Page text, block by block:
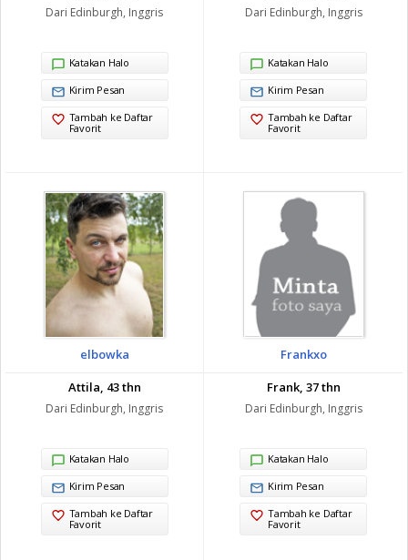
Dari Edinburgh, Inggris
Katakan Halo
Kirim Pesan
Tambah ke Daftar
Favorit
Dari Edinburgh, Inggris
Katakan Halo
Kirim Pesan
Tambah ke Daftar
Favorit
elbowka
Attila, 43 thn
Dari Edinburgh, Inggris
Katakan Halo
Kirim Pesan
Tambah ke Daftar
Favorit
Frankxo
Frank, 37 thn
Dari Edinburgh, Inggris
Katakan Halo
Kirim Pesan
Tambah ke Daftar
Favorit